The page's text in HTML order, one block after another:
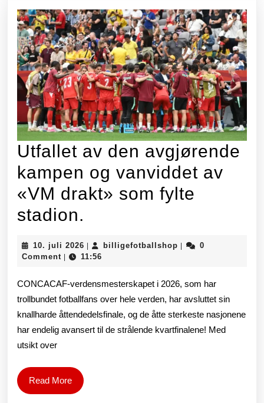
og
den
«rene
kjærligheten
og
vennligheten»
han
etterlot
seg.
Utfallet av den avgjørende
kampen og vanviddet av
«VM drakt» som fylte
stadion.
den
avgjørende
kampen
og
10. juli 2026 10.
juli
billigefotballshop billigefotballshop
0
Comment
11:56
CONCACAF-verdensmesterskapet i 2026, som har
trollbundet fotballfans over hele verden, har avsluttet sin
knallharde åttendedelsfinale, og de åtte sterkeste nasjonene
har endelig avansert til de strålende kvartfinalene! Med
utsikt over
Read MoreRead
More